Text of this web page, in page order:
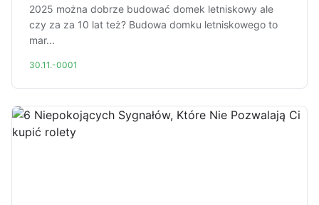
2025 można dobrze budować domek letniskowy ale
czy za za 10 lat też? Budowa domku letniskowego to
mar...
30.11.-0001